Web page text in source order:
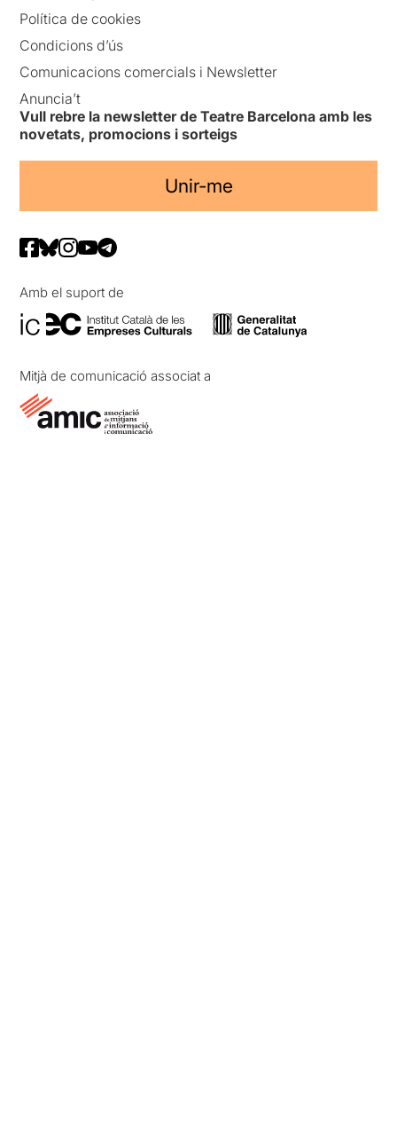
Política de cookies
Condicions d’ús
Comunicacions comercials i Newsletter
Anuncia’t
Vull rebre la newsletter de Teatre Barcelona amb les
novetats, promocions i sorteigs
Unir-me
Amb el suport de
Mitjà de comunicació associat a